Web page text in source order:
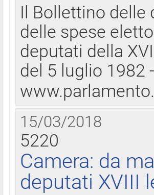
Il Bollettino delle
delle spese
deputati della
del 5 luglio 1982
15/03/2018
5220
Camera: da
deputati XVIII